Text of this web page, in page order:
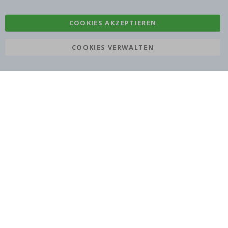
COOKIES AKZEPTIEREN
COOKIES VERWALTEN